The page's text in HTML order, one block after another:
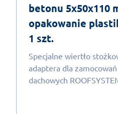
betonu 5x50x110
opakowanie
1 szt.
Specjalne wiertło
adaptera dla zamocowań
dachowych